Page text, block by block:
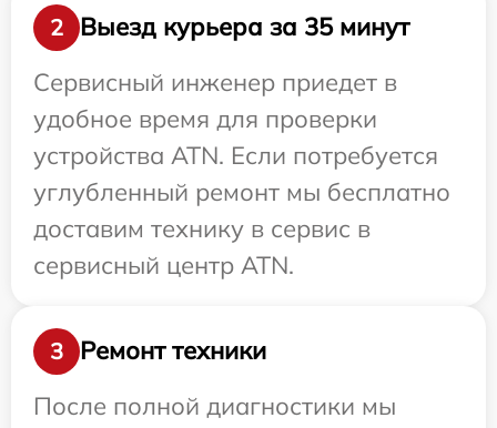
2
Выезд курьера за 35 минут
Сервисный инженер приедет в
удобное время для проверки
устройства ATN. Если потребуется
углубленный ремонт мы бесплатно
доставим технику в сервис в
сервисный центр ATN.
3
Ремонт техники
После полной диагностики мы